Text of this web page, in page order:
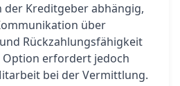
Kreditgeber abhängig,
über
Rückzahlungsfähigkeit
Option erfordert jedoch
bei der Vermittlung.